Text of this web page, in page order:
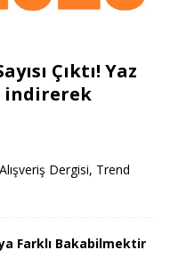
Çıktı! Yaz
indirerek
Dergisi, Trend
Farklı Bakabilmektir